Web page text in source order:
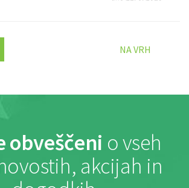
NA VRH
obveščeni o vseh
akcijah in